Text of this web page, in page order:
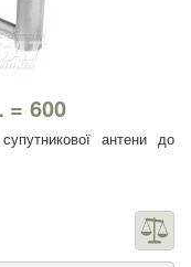
= 600
антени до